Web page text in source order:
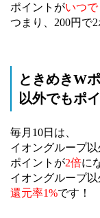
ポイントがいつ
つまり、200円で2
ときめきW
以外でもポ
毎月10日は、
イオングループ
ポイントが2倍に
イオングループ
還元率1%です！